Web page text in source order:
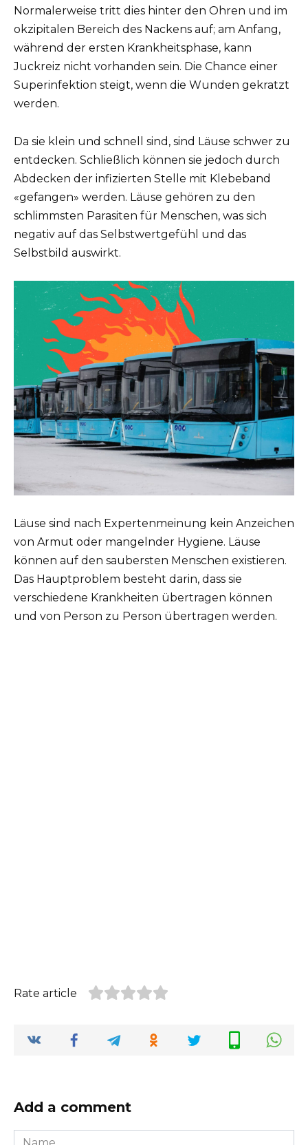
Normalerweise tritt dies hinter den Ohren und im
okzipitalen Bereich des Nackens auf; am Anfang,
während der ersten Krankheitsphase, kann
Juckreiz nicht vorhanden sein. Die Chance einer
Superinfektion steigt, wenn die Wunden gekratzt
werden.
Da sie klein und schnell sind, sind Läuse schwer zu
entdecken. Schließlich können sie jedoch durch
Abdecken der infizierten Stelle mit Klebeband
«gefangen» werden. Läuse gehören zu den
schlimmsten Parasiten für Menschen, was sich
negativ auf das Selbstwertgefühl und das
Selbstbild auswirkt.
Läuse sind nach Expertenmeinung kein Anzeichen
von Armut oder mangelnder Hygiene. Läuse
können auf den saubersten Menschen existieren.
Das Hauptproblem besteht darin, dass sie
verschiedene Krankheiten übertragen können
und von Person zu Person übertragen werden.
Rate article
Add a comment
Name